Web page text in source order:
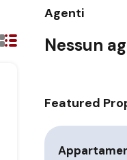
Agenti
Nessun
Featured